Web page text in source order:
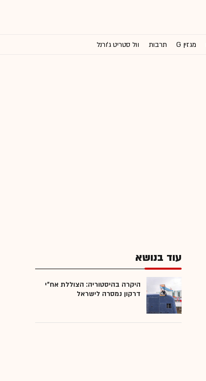
מגזין G תרבות וול סטריט ג'ורנל
עוד בנושא
היקרה בהיסטוריה: הצוללת אח"י
דרקון נמסרה לישראל